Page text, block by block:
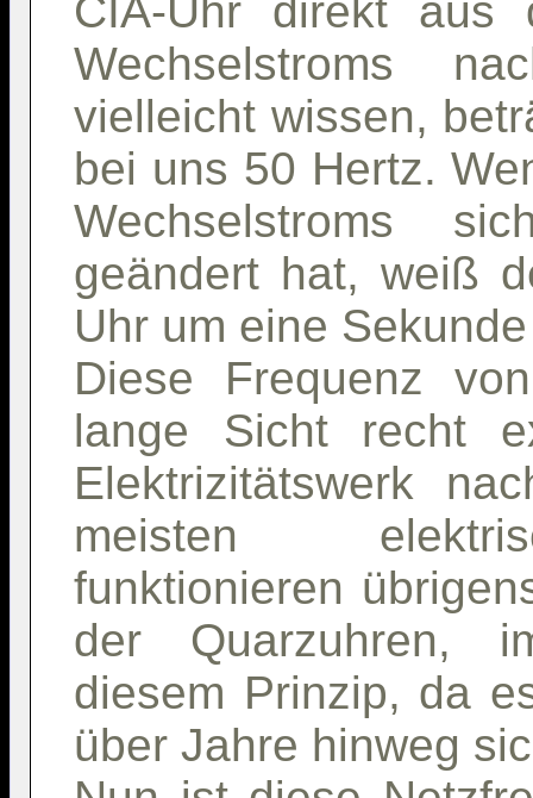
CIA-Uhr direkt aus
Wechselstroms
vielleicht wissen,
bei uns 50 Hertz.
Wechselstroms
geändert hat, weiß
Uhr um eine
Diese Frequenz
lange Sicht recht
Elektrizitätswerk
meisten
funktionieren
der Quarzuhren,
diesem Prinzip, da
über Jahre hinweg